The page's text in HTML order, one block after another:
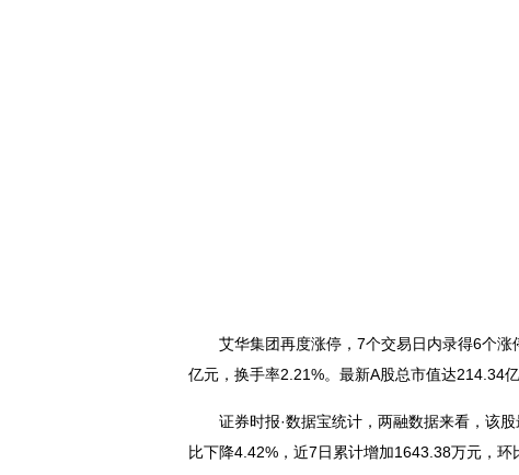
艾华集团再度涨停，7个交易日内录得6个
亿元，换手率2.21%。最新A股总市值达214.34亿
证券时报·数据宝统计，两融数据来看，该
比下降4.42%，近7日累计增加1643.38万元，环